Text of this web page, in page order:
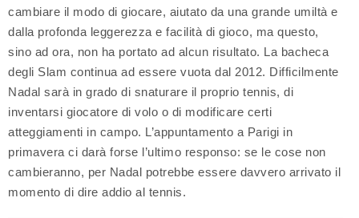
cambiare il modo di giocare, aiutato da una grande umiltà e
dalla profonda leggerezza e facilità di gioco, ma questo,
sino ad ora, non ha portato ad alcun risultato. La bacheca
degli Slam continua ad essere vuota dal 2012. Difficilmente
Nadal sarà in grado di snaturare il proprio tennis, di
inventarsi giocatore di volo o di modificare certi
atteggiamenti in campo. L’appuntamento a Parigi in
primavera ci darà forse l’ultimo responso: se le cose non
cambieranno, per Nadal potrebbe essere davvero arrivato il
momento di dire addio al tennis.